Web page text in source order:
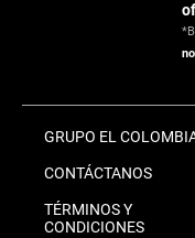
GRUPO EL
CONTÁCTANOS
TÉRMINOS Y
CONDICIONES